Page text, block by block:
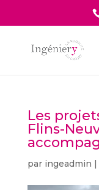
Les
Flins-
par ingeadmin |